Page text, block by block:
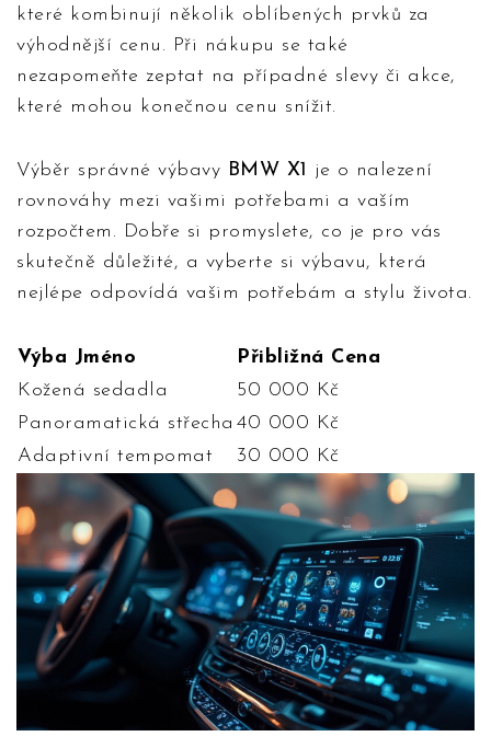
které kombinují několik oblíbených prvků za
výhodnější cenu. Při nákupu se také
nezapomeňte zeptat na případné slevy či akce,
které mohou konečnou cenu snížit.
Výběr správné výbavy BMW X1 je o nalezení
rovnováhy mezi vašimi potřebami a vaším
rozpočtem. Dobře si promyslete, co je pro vás
skutečně důležité, a vyberte si výbavu, která
nejlépe odpovídá vašim potřebám a stylu života.
Výba Jméno
Přibližná Cena
Kožená sedadla
50 000 Kč
Panoramatická střecha 40 000 Kč
Adaptivní tempomat
30 000 Kč